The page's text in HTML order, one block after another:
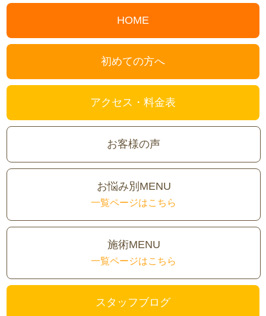
HOME
初めての方へ
アクセス・料金表
お客様の声
お悩み別MENU
一覧ページはこちら
施術MENU
一覧ページはこちら
スタッフブログ